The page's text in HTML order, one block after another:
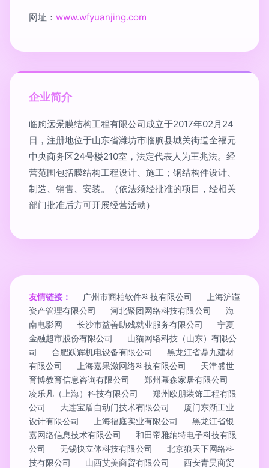
网址： www.wfyuanjing.com
企业简介
临朐远景膜结构工程有限公司成立于2017年02月24
日，注册地位于山东省潍坊市临朐县城关街道全福元
中央商务区24号楼210室，法定代表人为王兆法。经
营范围包括膜结构工程设计、施工；钢结构件设计、
制造、销售、安装。（依法须经批准的项目，经相关
部门批准后方可开展经营活动）
友情链接： 广州市商柏软件科技有限公司
上海沪谨
资产管理有限公司
河北聚团网络科技有限公司
海
南电影网
长沙市益善助残就业服务有限公司
宁夏
金融超市股份有限公司
山猫网络科技（山东）有限公
司
合肥跃辉机电设备有限公司
黑龙江省鼎九建材
有限公司
上海嘉果潋网络科技有限公司
天津盛世
育博教育信息咨询有限公司
郑州幕森家居有限公司
凌乐凡（上海）科技有限公司
郑州欧朋装饰工程有限
公司
大连宝盾自动门技术有限公司
厦门东渐工业
设计有限公司
上海福庭实业有限公司
黑龙江省银
嘉网络信息技术有限公司
和田帝雅纳特电子科技有限
公司
无锡快立体科技有限公司
北京狼天下网络科
技有限公司
山西艾美商贸有限公司
西安青昊商贸